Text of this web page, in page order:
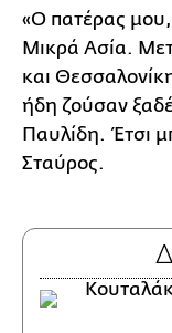
«Ο πατέρας
Μικρά Ασία.
και
ήδη ζούσαν
Παυλίδη. Έτσι
Σταύρος.